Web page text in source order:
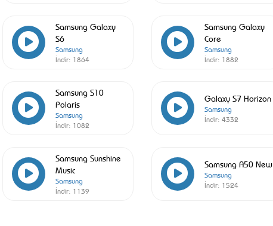
Samsung Galaxy
S6
Samsung
İndir: 1864
Samsung Galaxy
Core
Samsung
İndir: 1882
Samsung S10
Polaris
Samsung
İndir: 1082
Galaxy S7 Horizon
Samsung
İndir: 4332
Samsung Sunshine
Music
Samsung
İndir: 1139
Samsung A50 New
Samsung
İndir: 1524